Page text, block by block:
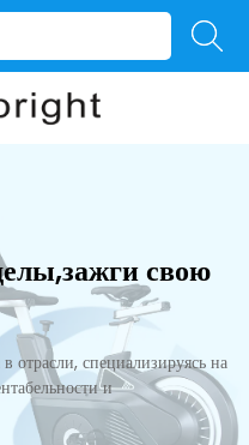
свою
специализируясь на
и